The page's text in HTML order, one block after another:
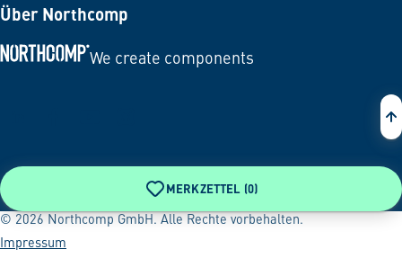
Über Northcomp
We create components
MERKZETTEL (0)
© 2026 Northcomp GmbH. Alle Rechte vorbehalten.
Impressum